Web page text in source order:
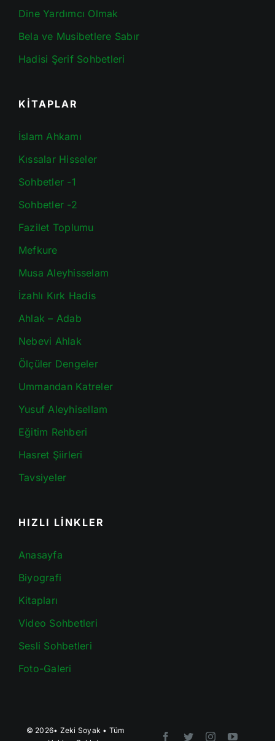
Dine Yardımcı Olmak
Bela ve Musibetlere Sabır
Hadisi Şerif Sohbetleri
KİTAPLAR
İslam Ahkamı
Kıssalar Hisseler
Sohbetler -1
Sohbetler -2
Fazilet Toplumu
Mefkure
Musa Aleyhisselam
İzahlı Kırk Hadis
Ahlak – Adab
Nebevi Ahlak
Ölçüler Dengeler
Ummandan Katreler
Yusuf Aleyhisellam
Eğitim Rehberi
Hasret Şiirleri
Tavsiyeler
HIZLI LİNKLER
Anasayfa
Biyografi
Kitapları
Video Sohbetleri
Sesli Sohbetleri
Foto-Galeri
© 2026• Zeki Soyak • Tüm